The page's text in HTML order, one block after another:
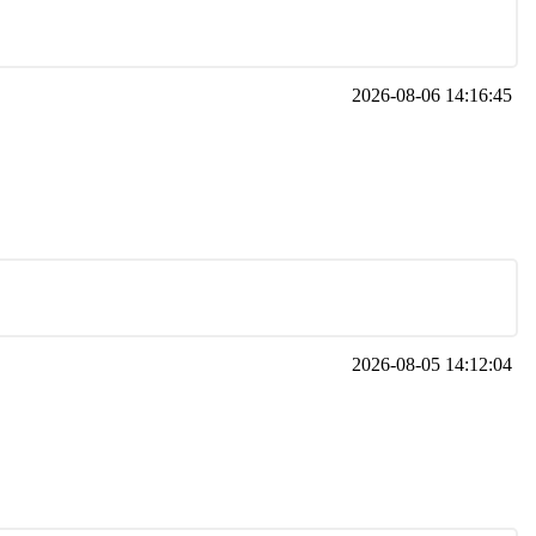
2026-08-06 14:16:45
2026-08-05 14:12:04